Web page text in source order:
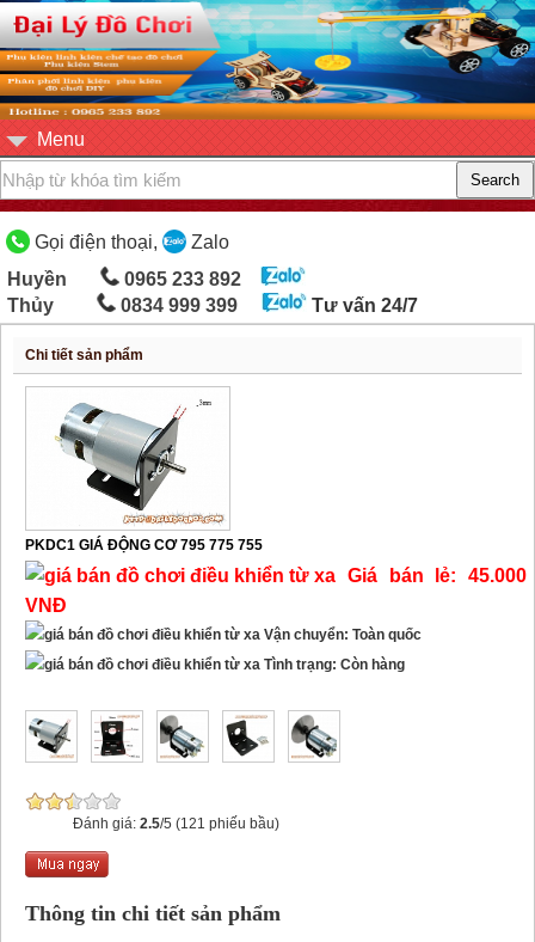
Menu
Gọi điện thoại,
Zalo
Huyền
0965 233 892
Thủy
0834 999 399 Tư vấn 24/7
Chi tiết sản phẩm
PKDC1 GIÁ ĐỘNG CƠ 795 775 755
Giá bán lẻ: 45.000
VNĐ
Vận chuyển: Toàn quốc
Tình trạng: Còn hàng
Đánh giá: 2.5/5 (121 phiếu bầu)
Thông tin chi tiết sản phẩm